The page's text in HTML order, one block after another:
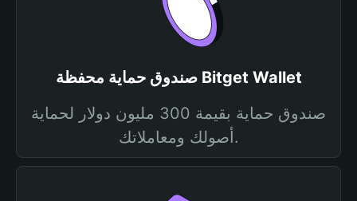
صندوق حماية محفظة Bitget Wallet
صندوق حماية بقيمة 300 مليون دولار لحماية
أصولك ومعاملاتك.